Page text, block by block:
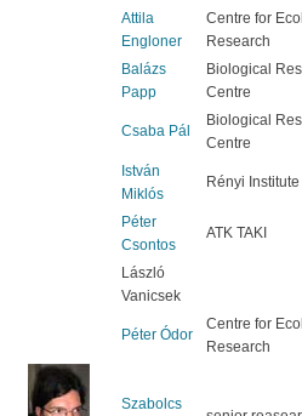
Attila
Engloner
Centre for
Research
Balázs
Papp
Biological
Centre
Csaba Pál
Biological
Centre
István
Miklós
Rényi Institute
Péter
Csontos
ATK TAKI
László
Vanicsek
Péter Ódor
Centre for
Research
Szabolcs